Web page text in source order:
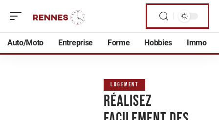
Auto/Moto Entreprise Forme Hobbies Immo
LOGEMENT
Réalisez